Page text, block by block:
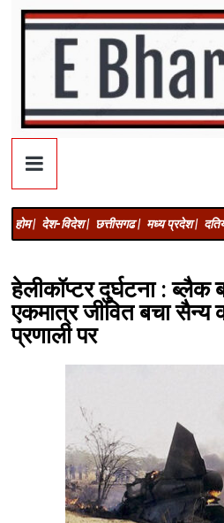
होम | देश-विदेश | छत्तीसगढ | मध्य प्रदेश |
हेलीकॉप्टर दुर्घटना : ब्लैक
एकमात्र जीवित बचा सैन्य
प्रणाली पर